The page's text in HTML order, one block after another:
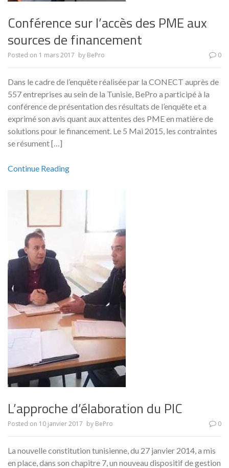
Conférence sur l’accès des PME aux
sources de financement
Posted on 1 mars 2017 by BePro 0
Dans le cadre de l’enquête réalisée par la CONECT auprès de
557 entreprises au sein de la Tunisie, BePro a participé à la
conférence de présentation des résultats de l’enquête et a
exprimé son avis quant aux attentes des PME en matière de
solutions pour le financement. Le 5 Mai 2015, les contraintes
se résument […]
Continue Reading
L’approche d’élaboration du PIC
Posted on 10 janvier 2017 by BePro 0
La nouvelle constitution tunisienne, du 27 janvier 2014, a mis
en place, dans son chapitre 7, un nouveau dispositif de gestion